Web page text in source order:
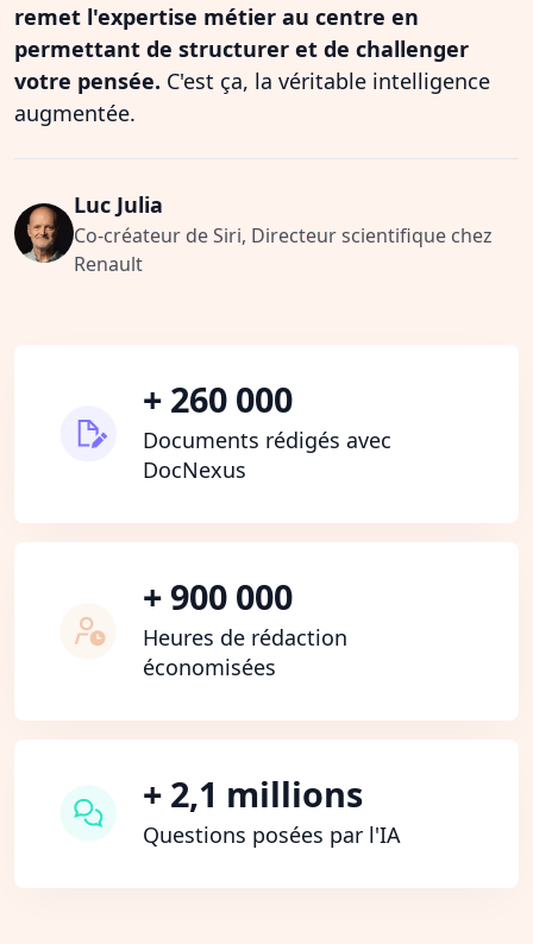
remet l'expertise métier au centre en
permettant de structurer et de challenger
votre pensée. C'est ça, la véritable intelligence
augmentée.
Luc Julia
Co-créateur de Siri, Directeur scientifique chez
Renault
+ 260 000
Documents rédigés avec
DocNexus
+ 900 000
Heures de rédaction
économisées
+ 2,1 millions
Questions posées par l'IA